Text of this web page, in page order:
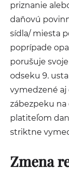
priznanie
daňovú
sídla/ miesta
poprípade
porušuje
odseku 9.
vymedzené aj
zábezpeku na
platiteľom
striktne
Zmena